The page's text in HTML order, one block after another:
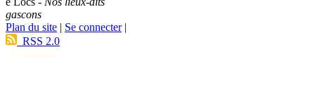
gascons
Plan du site | Se connecter|
RSS 2.0